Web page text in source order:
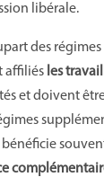
libérale.
des
affiliés les
et doivent